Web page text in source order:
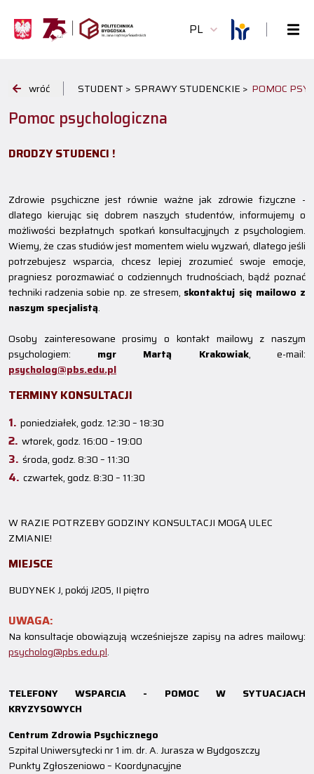
PL
wróć STUDENT > SPRAWY STUDENCKIE > POMOC
Pomoc psychologiczna
DRODZY STUDENCI !
Zdrowie psychiczne jest równie ważne jak zdrowie fizyczne -
dlatego kierując się dobrem naszych studentów, informujemy o
możliwości bezpłatnych spotkań konsultacyjnych z psychologiem.
Wiemy, że czas studiów jest momentem wielu wyzwań, dlatego jeśli
potrzebujesz wsparcia, chcesz lepiej zrozumieć swoje emocje,
pragniesz porozmawiać o codziennych trudnościach, bądź poznać
techniki radzenia sobie np. ze stresem, skontaktuj się mailowo z
naszym specjalistą.
Osoby zainteresowane prosimy o kontakt mailowy z naszym
psychologiem: mgr Martą Krakowiak, e-mail:
psycholog@pbs.edu.pl
TERMINY KONSULTACJI
poniedziałek, godz. 12:30 – 18:30
wtorek, godz. 16:00 – 19:00
środa, godz. 8:30 – 11:30
czwartek, godz. 8:30 – 11:30
W RAZIE POTRZEBY GODZINY KONSULTACJI MOGĄ ULEC
ZMIANIE!
MIEJSCE
BUDYNEK J, pokój J205, II piętro
UWAGA:
Na konsultacje obowiązują wcześniejsze zapisy na adres mailowy:
psycholog@pbs.edu.pl.
TELEFONY WSPARCIA - POMOC W SYTUACJACH
KRYZYSOWYCH
Centrum Zdrowia Psychicznego
Szpital Uniwersytecki nr 1 im. dr. A. Jurasza w Bydgoszczy
Punkty Zgłoszeniowo – Koordynacyjne